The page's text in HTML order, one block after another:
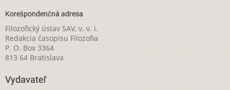
Korešpondenčná adresa
Filozofický ústav SAV, v. v. i.
Redakcia časopisu Filozofia
P. O. Box 3364
813 64 Bratislava
Vydavateľ